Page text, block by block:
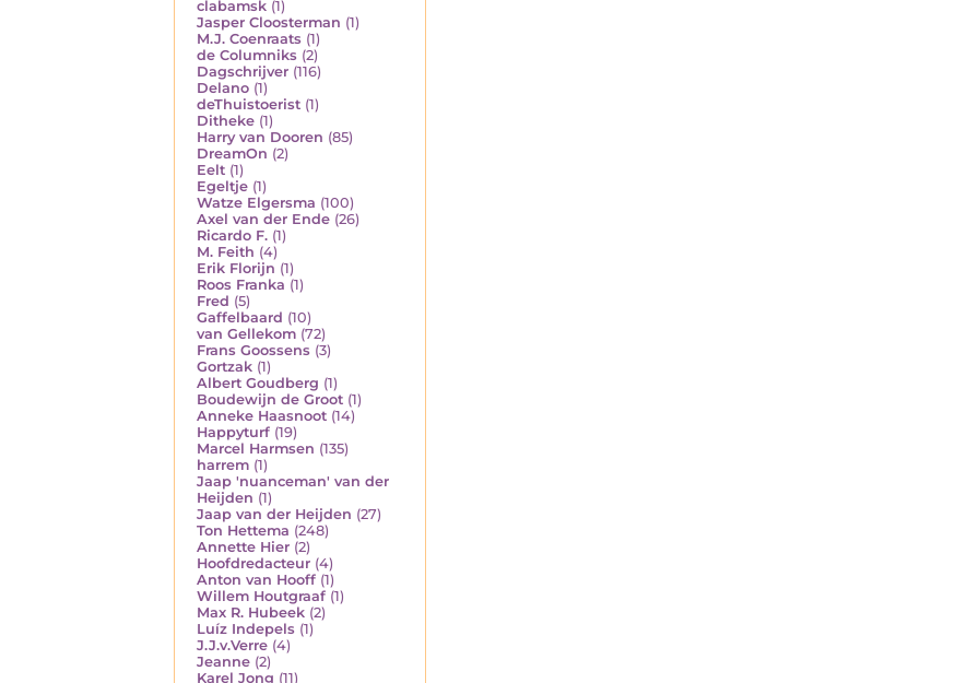
clabamsk (1)
Jasper Cloosterman (1)
M.J. Coenraats (1)
de Columniks (2)
Dagschrijver (116)
Delano (1)
deThuistoerist (1)
Ditheke (1)
Harry van Dooren (85)
DreamOn (2)
Eelt (1)
Egeltje (1)
Watze Elgersma (100)
Axel van der Ende (26)
Ricardo F. (1)
M. Feith (4)
Erik Florijn (1)
Roos Franka (1)
Fred (5)
Gaffelbaard (10)
van Gellekom (72)
Frans Goossens (3)
Gortzak (1)
Albert Goudberg (1)
Boudewijn de Groot (1)
Anneke Haasnoot (14)
Happyturf (19)
Marcel Harmsen (135)
harrem (1)
Jaap 'nuanceman' van der
Heijden (1)
Jaap van der Heijden (27)
Ton Hettema (248)
Annette Hier (2)
Hoofdredacteur (4)
Anton van Hooff (1)
Willem Houtgraaf (1)
Max R. Hubeek (2)
Luíz Indepels (1)
J.J.v.Verre (4)
Jeanne (2)
Karel Jong (11)